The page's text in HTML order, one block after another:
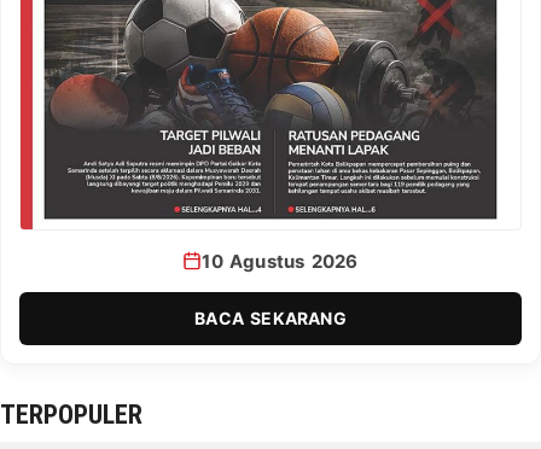
10 Agustus 2026
BACA SEKARANG
TERPOPULER